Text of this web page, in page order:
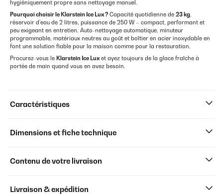
hygiéniquement propre sans nettoyage manuel.
Pourquoi choisir le Klarstein Ice Lux ? Capacité quotidienne de 23 kg,
réservoir d’eau de 2 litres, puissance de 250 W – compact, performant et
peu exigeant en entretien. Auto-nettoyage automatique, minuteur
programmable, matériaux neutres au goût et boîtier en acier inoxydable en
font une solution fiable pour la maison comme pour la restauration.
Procurez-vous le Klarstein Ice Lux et ayez toujours de la glace fraîche à
portée de main quand vous en avez besoin.
Caractéristiques
Dimensions et fiche technique
Contenu de votre livraison
Livraison & expédition